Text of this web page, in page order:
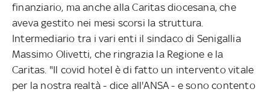
finanziario, ma anche alla Caritas diocesana, che
aveva gestito nei mesi scorsi la struttura.
Intermediario tra i vari enti il sindaco di Senigallia
Massimo Olivetti, che ringrazia la Regione e la
Caritas. "Il covid hotel è di fatto un intervento vitale
per la nostra realtà - dice all'ANSA - e sono contento